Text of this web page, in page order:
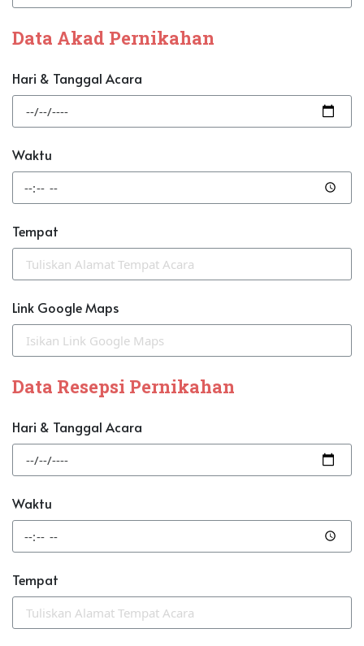
Data Akad Pernikahan
Hari & Tanggal Acara
Waktu
Tempat
Link Google Maps
Data Resepsi Pernikahan
Hari & Tanggal Acara
Waktu
Tempat